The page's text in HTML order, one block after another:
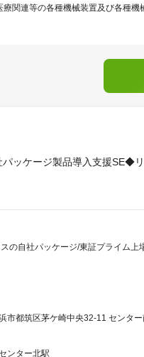
関連等の各種機械装置及び各種
ッケージ製品導入支援SE◆
の自社パッケージ/東証プライム
市都筑区茅ケ崎中央32-11 センタ
ンター北駅